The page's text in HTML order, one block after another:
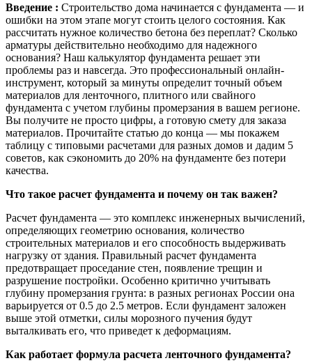
Введение : Строительство дома начинается с фундамента — и
ошибки на этом этапе могут стоить целого состояния. Как
рассчитать нужное количество бетона без переплат? Сколько
арматуры действительно необходимо для надежного
основания? Наш калькулятор фундамента решает эти
проблемы раз и навсегда. Это профессиональный онлайн-
инструмент, который за минуты определит точный объем
материалов для ленточного, плитного или свайного
фундамента с учетом глубины промерзания в вашем регионе.
Вы получите не просто цифры, а готовую смету для заказа
материалов. Прочитайте статью до конца — мы покажем
таблицу с типовыми расчетами для разных домов и дадим 5
советов, как сэкономить до 20% на фундаменте без потери
качества.
Что такое расчет фундамента и почему он так важен?
Расчет фундамента — это комплекс инженерных вычислений,
определяющих геометрию основания, количество
строительных материалов и его способность выдерживать
нагрузку от здания. Правильный расчет фундамента
предотвращает проседание стен, появление трещин и
разрушение постройки. Особенно критично учитывать
глубину промерзания грунта: в разных регионах России она
варьируется от 0.5 до 2.5 метров. Если фундамент заложен
выше этой отметки, силы морозного пучения будут
выталкивать его, что приведет к деформациям.
Как работает формула расчета ленточного фундамента?